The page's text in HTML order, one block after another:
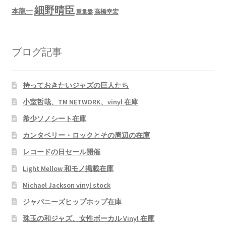
本龍一細野晴臣 重量盤 高橋幸宏
ブログ記事
持っておきたいジャズの巨人たち
小室哲哉、TM NETWORK、vinyl 在庫
希少ソノシート在庫
カンタベリー・ロックとその周辺の在庫
レコードの日セール開催
Light Mellow 和モノ掲載在庫
Michael Jackson vinyl stock
ジャパニーズヒップホップ在庫
珠玉の和ジャズ、女性ボーカル Vinyl 在庫